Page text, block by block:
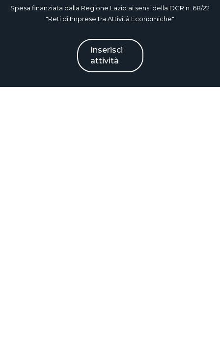
Spesa finanziata dalla Regione Lazio ai sensi della DGR n. 68/22
"Reti di Imprese tra Attività Economiche"
Inserisci
attività